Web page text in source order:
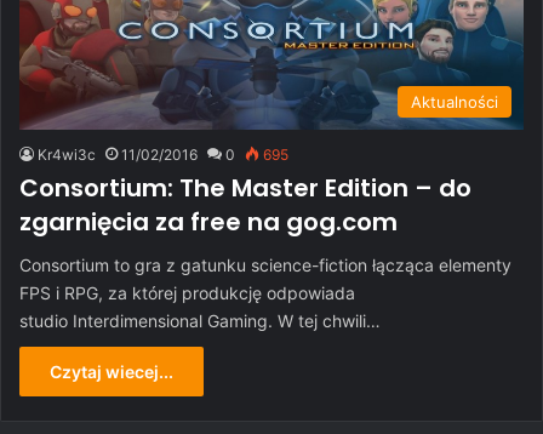
Aktualności
Kr4wi3c 11/02/2016 0 695
Consortium: The Master Edition – do
zgarnięcia za free na gog.com
Consortium to gra z gatunku science-fiction łącząca elementy
FPS i RPG, za której produkcję odpowiada
studio Interdimensional Gaming. W tej chwili…
Czytaj wiecej...